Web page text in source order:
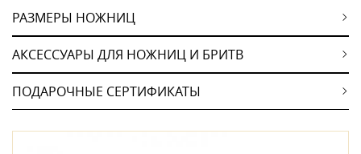
РАЗМЕРЫ НОЖНИЦ
АКСЕССУАРЫ ДЛЯ НОЖНИЦ И БРИТВ
ПОДАРОЧНЫЕ СЕРТИФИКАТЫ